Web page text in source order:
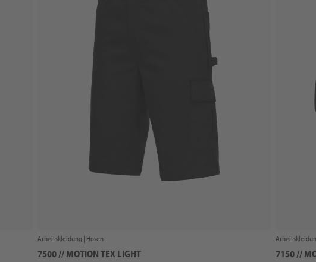
Arbeitskleidung | Hosen
7500 // MOTION TEX LIGHT 7150 //